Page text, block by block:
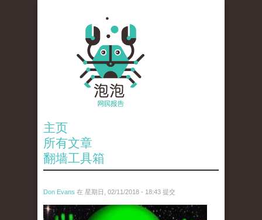
主页
所有文章
翻墙工具箱
Don Evans 在 星期日, 02/11/2018 - 18:43 提交
wechatimg1429.jpeg